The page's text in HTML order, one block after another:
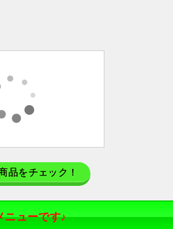
品をチェック！
ニューです♪